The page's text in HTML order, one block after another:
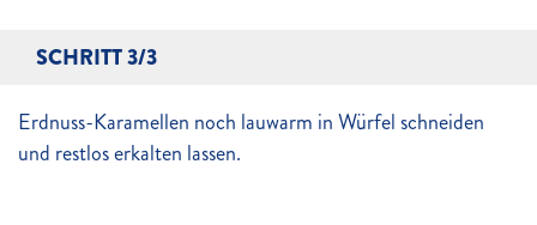
SCHRITT 3/3
Erdnuss-Karamellen noch lauwarm in Würfel schneiden
und restlos erkalten lassen.